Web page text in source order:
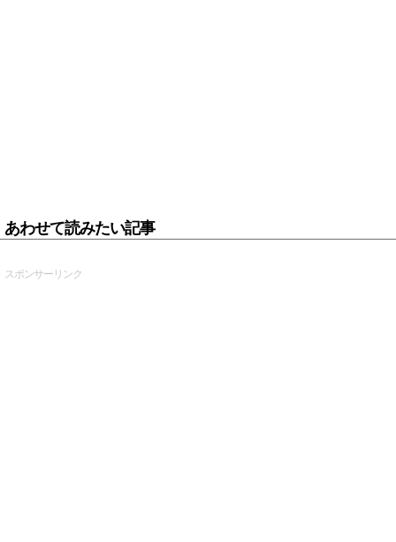
あわせて読みたい記事
スポンサーリンク